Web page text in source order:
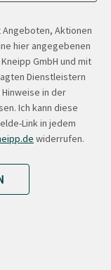
Aktionen
hier angegebenen
GmbH und mit
Dienstleistern
in der
Ich kann diese
Link in jedem
widerrufen.